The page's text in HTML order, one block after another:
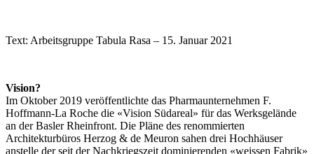
Text: Arbeitsgruppe Tabula Rasa – 15. Januar 2021
Vision?
Im Oktober 2019 veröffentlichte das Pharmaunternehmen F.
Hoffmann-La Roche die «Vision Südareal» für das Werksgelände
an der Basler Rheinfront. Die Pläne des renommierten
Architekturbüros Herzog & de Meuron sahen drei Hochhäuser
anstelle der seit der Nachkriegszeit dominierenden «weissen Fabrik»